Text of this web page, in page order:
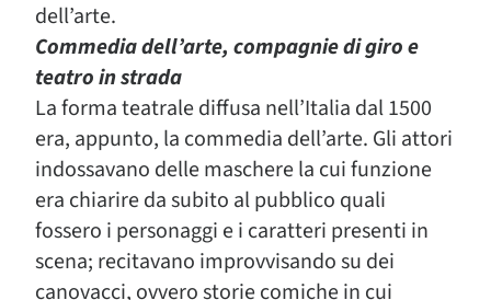
dell’arte.
Commedia dell’arte, compagnie di giro e
teatro in strada
La forma teatrale diffusa nell’Italia dal 1500
era, appunto, la commedia dell’arte. Gli attori
indossavano delle maschere la cui funzione
era chiarire da subito al pubblico quali
fossero i personaggi e i caratteri presenti in
scena; recitavano improvvisando su dei
canovacci, ovvero storie comiche in cui